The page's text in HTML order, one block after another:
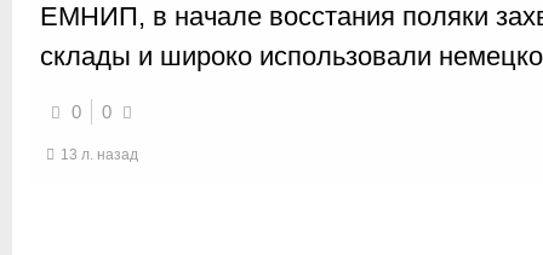
ЕМНИП, в начале восстания поляки
склады и широко использовали
0 0
13 л. назад